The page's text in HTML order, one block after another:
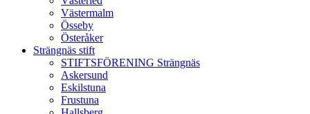
Västermalm
Össeby
Österåker
Strängnäs stift
STIFTSFÖRENING Strängnäs
Askersund
Eskilstuna
Frustuna